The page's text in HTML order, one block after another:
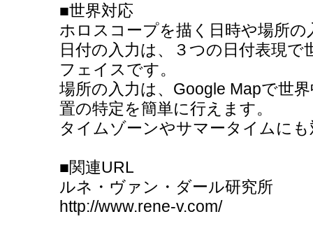
■世界対応
ホロスコープを描く日時や場所の
日付の入力は、３つの日付表現
フェイスです。
場所の入力は、Google Mapで世
置の特定を簡単に行えます。
タイムゾーンやサマータイムに
■関連URL
ルネ・ヴァン・ダール研究所
http://www.rene-v.com/